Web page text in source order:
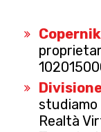
studiamo
Realtà